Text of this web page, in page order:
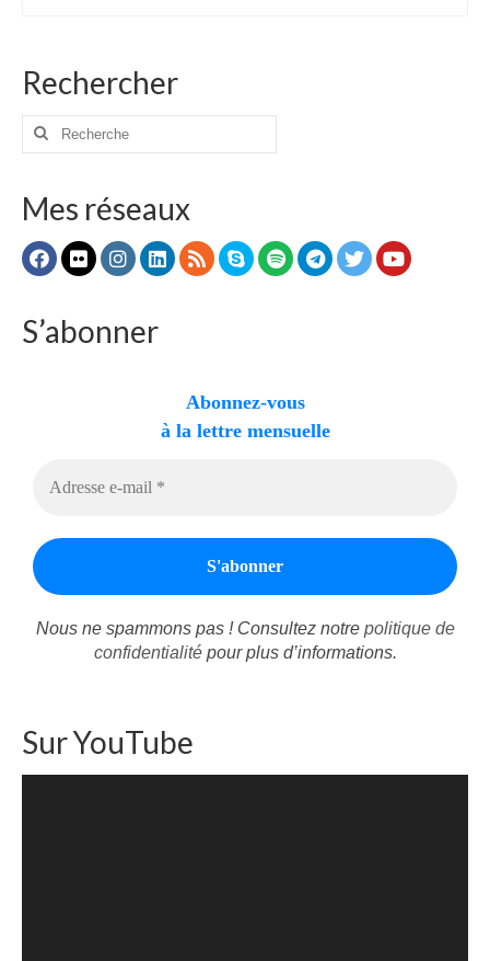
SpiNéma
Vidéos Bibliques
Apprendre
Enseignements ALTIUS
Prier
Partagez votre prière
Lieux et Dates
Rechercher
Rechercher
Mes réseaux
S’abonner
Abonnez-vous
à la lettre mensuelle
Nous ne spammons pas ! Consultez notre politique de
confidentialitépour plus d’informations.
Sur YouTube